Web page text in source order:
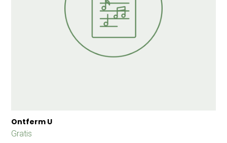
Ontferm U
Gratis